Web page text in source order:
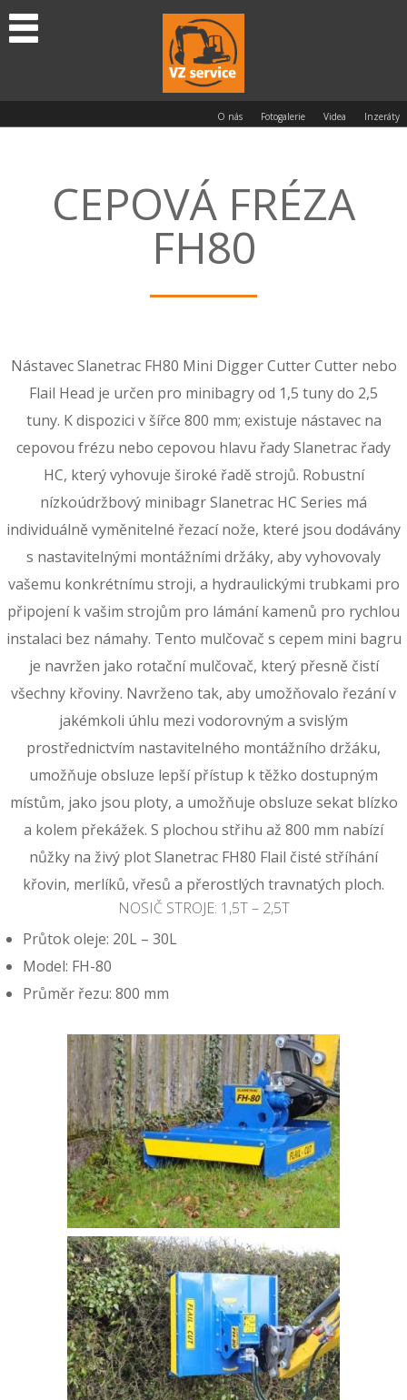
O nás Fotogalerie Videa Inzeráty
CEPOVÁ FRÉZA
FH80
Nástavec Slanetrac FH80 Mini Digger Cutter Cutter nebo
Flail Head je určen pro minibagry od 1,5 tuny do 2,5
tuny. K dispozici v šířce 800 mm; existuje nástavec na
cepovou frézu nebo cepovou hlavu řady Slanetrac řady
HC, který vyhovuje široké řadě strojů. Robustní
nízkoúdržbový minibagr Slanetrac HC Series má
individuálně vyměnitelné řezací nože, které jsou dodávány
s nastavitelnými montážními držáky, aby vyhovovaly
vašemu konkrétnímu stroji, a hydraulickými trubkami pro
připojení k vašim strojům pro lámání kamenů pro rychlou
instalaci bez námahy. Tento mulčovač s cepem mini bagru
je navržen jako rotační mulčovač, který přesně čistí
všechny křoviny. Navrženo tak, aby umožňovalo řezání v
jakémkoli úhlu mezi vodorovným a svislým
prostřednictvím nastavitelného montážního držáku,
umožňuje obsluze lepší přístup k těžko dostupným
místům, jako jsou ploty, a umožňuje obsluze sekat blízko
a kolem překážek. S plochou střihu až 800 mm nabízí
nůžky na živý plot Slanetrac FH80 Flail čisté stříhání
křovin, merlíků, vřesů a přerostlých travnatých ploch.
NOSIČ STROJE: 1,5T – 2,5T
Průtok oleje: 20L – 30L
Model: FH-80
Průměr řezu: 800 mm